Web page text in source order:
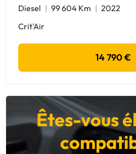
Diesel 99 604 Km
2022
Crit'Air
14 790 €
Êtes-vous